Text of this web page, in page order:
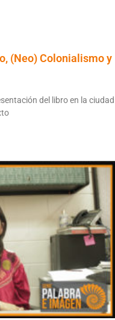
(Neo) Colonialismo y
del libro en la ciudad